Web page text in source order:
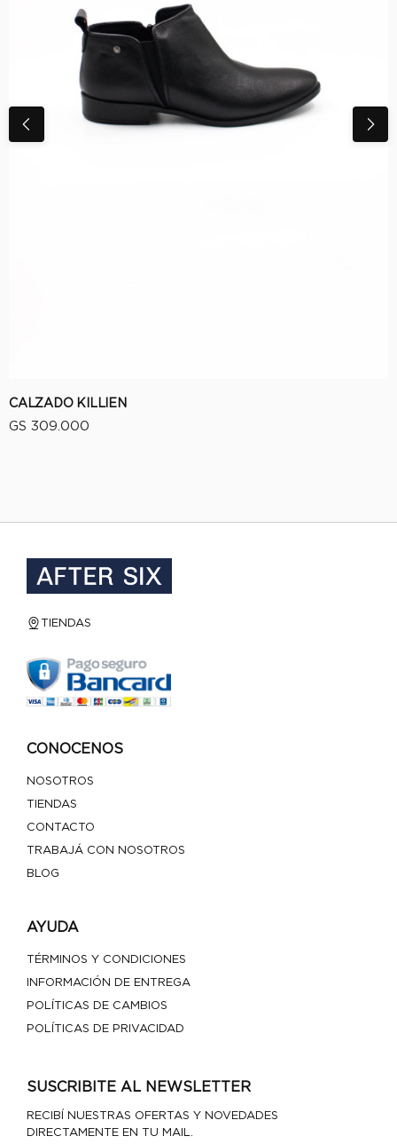
CALZADO KILLIEN
GS 309.000
TIENDAS
CONOCENOS
NOSOTROS
TIENDAS
CONTACTO
TRABAJÁ CON NOSOTROS
BLOG
AYUDA
TÉRMINOS Y CONDICIONES
INFORMACIÓN DE ENTREGA
POLÍTICAS DE CAMBIOS
POLÍTICAS DE PRIVACIDAD
SUSCRIBITE AL NEWSLETTER
RECIBÍ NUESTRAS OFERTAS Y NOVEDADES
DIRECTAMENTE EN TU MAIL.